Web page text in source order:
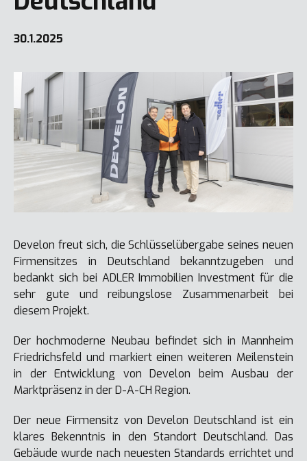
30.1.2025
Develon freut sich, die Schlüsselübergabe seines neuen
Firmensitzes in Deutschland bekanntzugeben und
bedankt sich bei ADLER Immobilien Investment für die
sehr gute und reibungslose Zusammenarbeit bei
diesem Projekt.
Der hochmoderne Neubau befindet sich in Mannheim
Friedrichsfeld und markiert einen weiteren Meilenstein
in der Entwicklung von Develon beim Ausbau der
Marktpräsenz in der D-A-CH Region.
Der neue Firmensitz von Develon Deutschland ist ein
klares Bekenntnis in den Standort Deutschland. Das
Gebäude wurde nach neuesten Standards errichtet und